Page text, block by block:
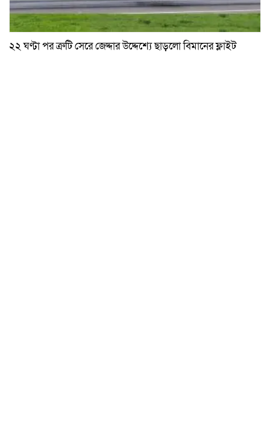
২২ ঘণ্টা পর ত্রুটি সেরে জেদ্দার উদ্দেশ্যে ছাড়লো বিমানের ফ্লাইট